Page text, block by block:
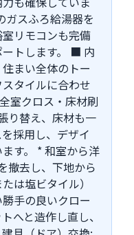
ガスふろ給湯器を
リモコンも完備
ートします。 ■ 内
まい全体のトー
タイルに合わせ
室クロス・床材刷
り替え、床材も一
採用し、デザイ
す。 * 和室から洋
撤去し、下地から
は塩ビタイル）
手の良いクロー
へと造作し直し、